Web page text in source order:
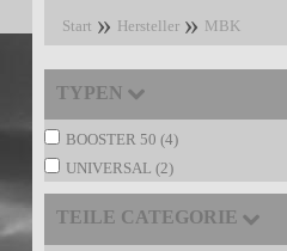
Start Hersteller MBK
TYPEN
BOOSTER 50 (4)
UNIVERSAL (2)
TEILE CATEGORIE